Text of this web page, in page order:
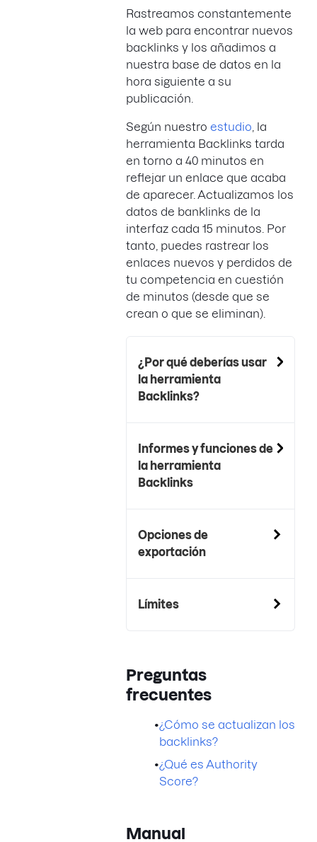
Rastreamos constantemente
la web para encontrar nuevos
backlinks y los añadimos a
nuestra base de datos en la
hora siguiente a su
publicación.
Según nuestro estudio , la
herramienta Backlinks tarda
en torno a 40 minutos en
reflejar un enlace que acaba
de aparecer. Actualizamos los
datos de banklinks de la
interfaz cada 15 minutos. Por
tanto, puedes rastrear los
enlaces nuevos y perdidos de
tu competencia en cuestión
de minutos (desde que se
crean o que se eliminan).
¿Por qué deberías usar
la herramienta
Backlinks?
Informes y funciones de
la herramienta
Backlinks
Opciones de
exportación
Límites
Preguntas
frecuentes
•¿Cómo se actualizan los
backlinks?
•¿Qué es Authority
Score?
Manual